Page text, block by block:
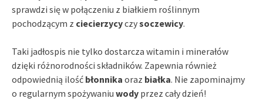
sprawdzi się w połączeniu z białkiem roślinnym
pochodzącym z ciecierzycyczysoczewicy.
Taki jadłospis nie tylko dostarcza witamin i minerałów
dzięki różnorodności składników. Zapewnia również
odpowiednią ilość błonnika oraz białka. Nie zapominajmy
o regularnym spożywaniu wody przez cały dzień!